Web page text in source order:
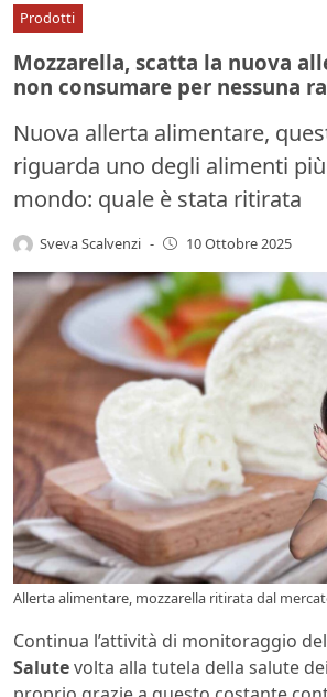
Prodotti
Mozzarella, scatta la nuova
non consumare per nessuna
Nuova allerta alimentare,
riguarda uno degli alimenti
mondo: quale è stata ritirata
Sveva Scalvenzi - 10 Ottobre 2025
Allerta alimentare, mozzarella ritirata dal
Continua l’attività di monitoraggio del
Salutevolta alla tutela della salute